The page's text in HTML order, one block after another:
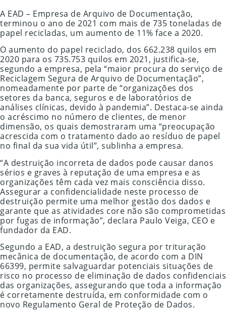
A EAD – Empresa de Arquivo de Documentação,
terminou o ano de 2021 com mais de 735 toneladas de
papel recicladas, um aumento de 11% face a 2020.
O aumento do papel reciclado, dos 662.238 quilos em
2020 para os 735.753 quilos em 2021, justifica-se,
segundo a empresa, pela “maior procura do serviço de
Reciclagem Segura de Arquivo de Documentação”,
nomeadamente por parte de “organizações dos
setores da banca, seguros e de laboratórios de
análises clínicas, devido à pandemia”. Destaca-se ainda
o acréscimo no número de clientes, de menor
dimensão, os quais demostraram uma “preocupação
acrescida com o tratamento dado ao resíduo de papel
no final da sua vida útil”, sublinha a empresa.
“A destruição incorreta de dados pode causar danos
sérios e graves à reputação de uma empresa e as
organizações têm cada vez mais consciência disso.
Assegurar a confidencialidade neste processo de
destruição permite uma melhor gestão dos dados e
garante que as atividades core não são comprometidas
por fugas de informação”, declara Paulo Veiga, CEO e
fundador da EAD.
Segundo a EAD, a destruição segura por trituração
mecânica de documentação, de acordo com a DIN
66399, permite salvaguardar potenciais situações de
risco no processo de eliminação de dados confidenciais
das organizações, assegurando que toda a informação
é corretamente destruída, em conformidade com o
novo Regulamento Geral de Proteção de Dados.